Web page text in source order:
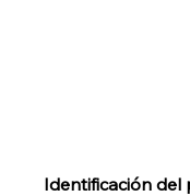
Identificación del